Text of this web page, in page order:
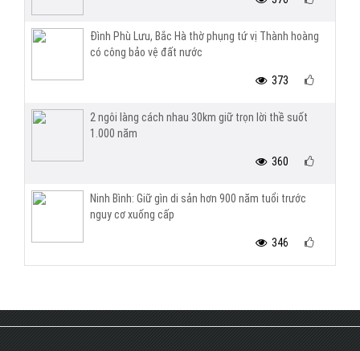
Đình Phù Lưu, Bắc Hà thờ phụng tứ vị Thành hoàng
có công bảo vệ đất nước
373
2 ngôi làng cách nhau 30km giữ trọn lời thề suốt
1.000 năm
360
Ninh Bình: Giữ gìn di sản hơn 900 năm tuổi trước
nguy cơ xuống cấp
346